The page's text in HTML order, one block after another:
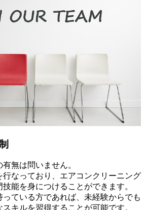
無は問いません。
なっており、エアコンクリーニング
能を身につけることができます。
ている方であれば、未経験からでも
キルを習得することが可能です。